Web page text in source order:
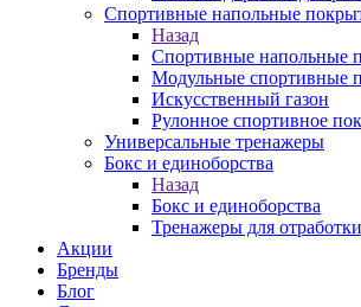
Спортивные напольные
Назад
Спортивные напольные
Модульные спортивные
Искусственный газон
Рулонное спортивное
Универсальные тренажеры
Бокс и единоборства
Назад
Бокс и единоборства
Тренажеры для
Акции
Бренды
Блог